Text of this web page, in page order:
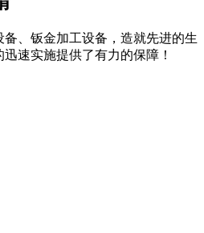
、钣金加工设备，造就先进的生
速实施提供了有力的保障！